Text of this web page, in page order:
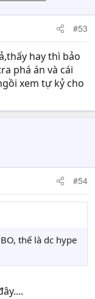
#53
hay thì bảo
phá án và cái
xem tự kỷ cho
#54
thế là dc hype